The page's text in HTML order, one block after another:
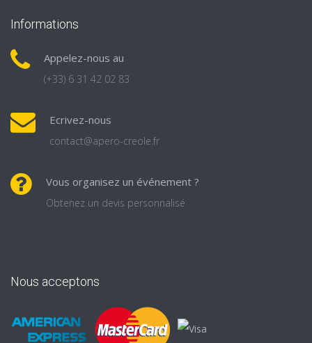
Informations
Appelez-nous au
(+33) 6 31 42 02 83
Ecrivez-nous
contact@apero-creole.fr
Vous organisez un événement ?
Obtenez un devis personnalisé
Nous acceptons